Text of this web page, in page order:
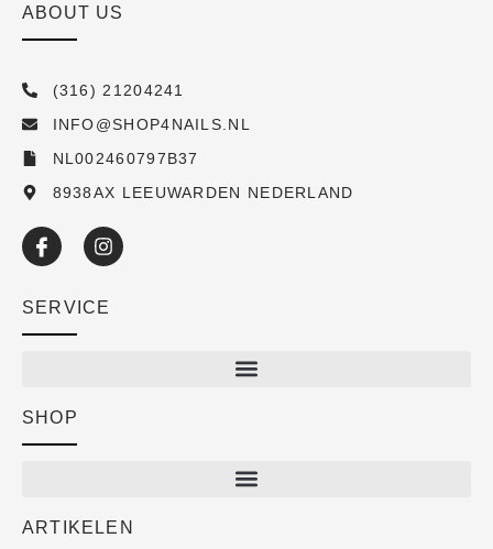
ABOUT US
(316) 21204241
INFO@SHOP4NAILS.NL
NL002460797B37
8938AX LEEUWARDEN NEDERLAND
SERVICE
SHOP
ARTIKELEN